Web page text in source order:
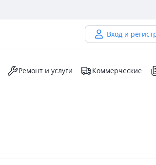
Вход и
Ремонт и услуги Коммерческие